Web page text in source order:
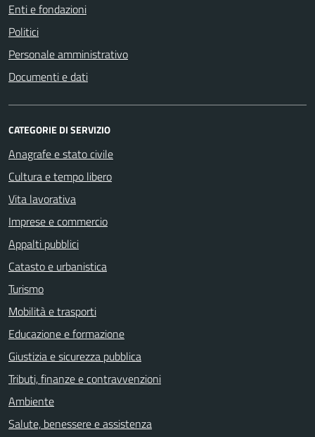
Enti e fondazioni
Politici
Personale amministrativo
Documenti e dati
CATEGORIE DI SERVIZIO
Anagrafe e stato civile
Cultura e tempo libero
Vita lavorativa
Imprese e commercio
Appalti pubblici
Catasto e urbanistica
Turismo
Mobilità e trasporti
Educazione e formazione
Giustizia e sicurezza pubblica
Tributi, finanze e contravvenzioni
Ambiente
Salute, benessere e assistenza